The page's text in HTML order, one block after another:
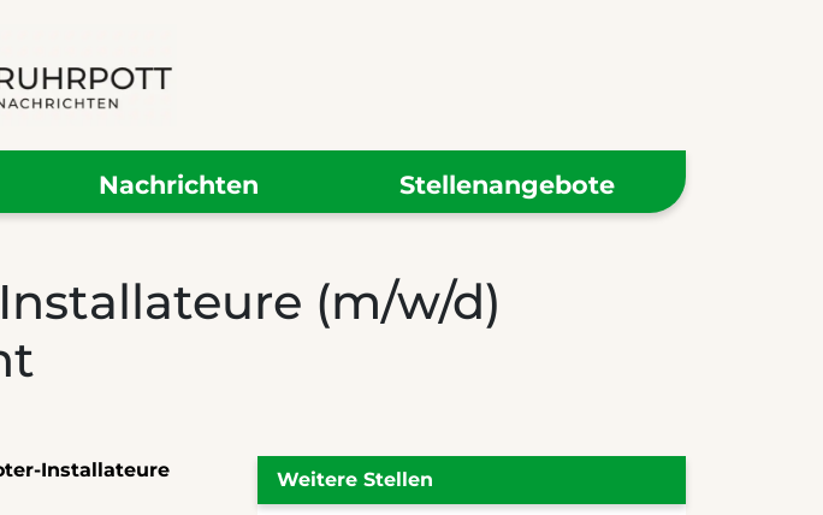
Nachrichten Stellenangebote
(m/w/d)
Installateure
Weitere Stellen